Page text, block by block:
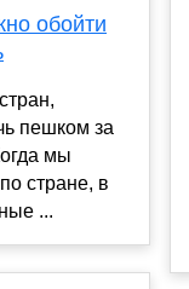
обойти
пешком за
мы
стране, в
...